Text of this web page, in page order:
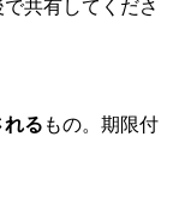
共有してくださ
れる もの。期限付